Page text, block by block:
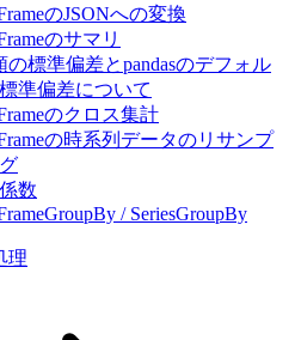
のJSONへの変換
のサマリ
の標準偏差とpandasのデフォル
標準偏差について
のクロス集計
の時系列データのリサンプ
数
/ SeriesGroupBy
理